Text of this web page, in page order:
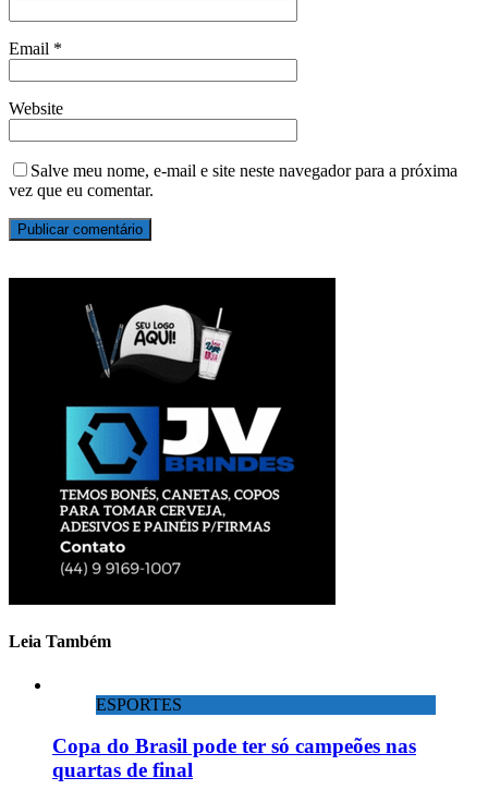
Email *
Website
Salve meu nome, e-mail e site neste navegador para a próxima
vez que eu comentar.
Leia Também
ESPORTES
Copa do Brasil pode ter só campeões nas
quartas de final